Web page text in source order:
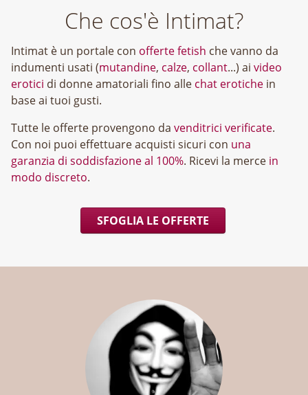
Che cos'è Intimat?
Intimat è un portale con offerte fetish che vanno da
indumenti usati (mutandine, calze, collant...) ai video
erotici di donne amatoriali fino alle chat erotiche in
base ai tuoi gusti.
Tutte le offerte provengono da venditrici verificate.
Con noi puoi effettuare acquisti sicuri con una
garanzia di soddisfazione al 100%. Ricevi la merce in
modo discreto.
SFOGLIA LE OFFERTE